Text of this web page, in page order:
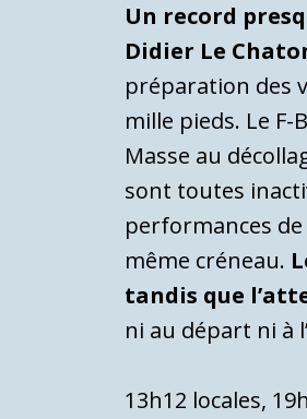
Un record
Didier Le
préparation des
mille pieds. Le
Masse au
sont toutes
performances de
même créneau.
tandis que
ni au départ ni à
13h12 locales,